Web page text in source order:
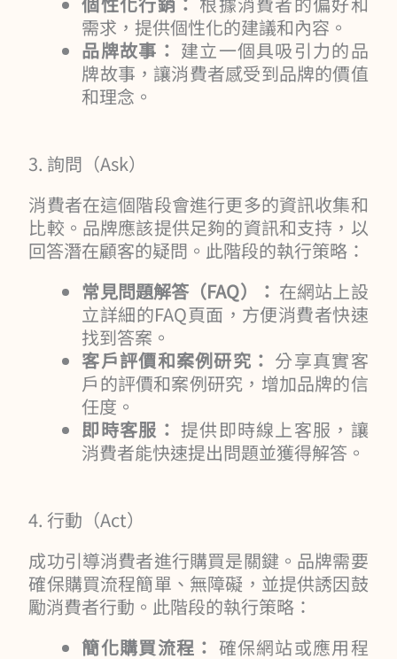
需求，提供個性化的建議和內容。
品牌故事： 建立一個具吸引力的品
牌故事，讓消費者感受到品牌的價值
和理念。
3. 詢問（Ask）
消費者在這個階段會進行更多的資訊收集和
比較。品牌應該提供足夠的資訊和支持，以
回答潛在顧客的疑問。此階段的執行策略：
常見問題解答（FAQ）： 在網站上設
立詳細的FAQ頁面，方便消費者快速
找到答案。
客戶評價和案例研究： 分享真實客
戶的評價和案例研究，增加品牌的信
任度。
即時客服： 提供即時線上客服，讓
消費者能快速提出問題並獲得解答。
4. 行動（Act）
成功引導消費者進行購買是關鍵。品牌需要
確保購買流程簡單、無障礙，並提供誘因鼓
勵消費者行動。此階段的執行策略：
簡化購買流程： 確保網站或應用程